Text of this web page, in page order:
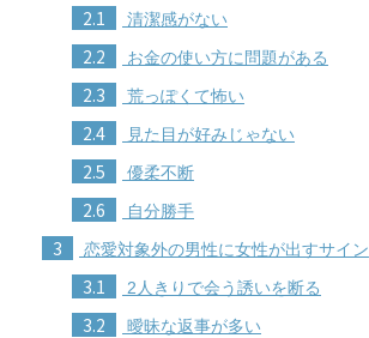
2.1 清潔感がない
2.2 お金の使い方に問題がある
2.3 荒っぽくて怖い
2.4 見た目が好みじゃない
2.5 優柔不断
2.6 自分勝手
3 恋愛対象外の男性に女性が出すサイン
3.1 2人きりで会う誘いを断る
3.2 曖昧な返事が多い